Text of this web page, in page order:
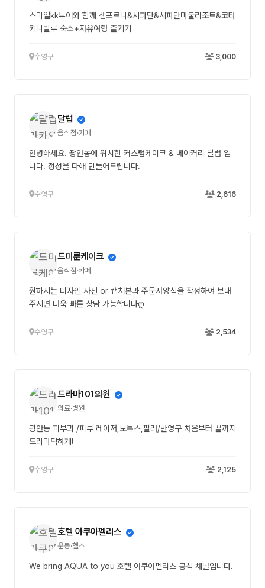
스마일kk투어와 함께 셈포르나&시파단&시파단마불리조트&코타
키나발루 숙소+자유여행 즐기기
수영구 3,000
달럽
음식점·카페
안녕하세요. 광안동에 위치한 커스텀케이크 & 베이커리 달럽 입
니다. 정성을 다해 만들어드립니다.
수영구 2,616
드미룬케이크
음식점·카페
원하시는 디자인 사진 or 캡쳐본과 주문서양식을 작성하여 보내
주시면 더욱 빠른 상담 가능합니다ღ
수영구 2,534
드라마101의원
의료·병원
광안동 피부과 /피부 레이저,보톡스,필러/반영구 처음부터 끝까지
드라마틱하게!
수영구 2,125
호텔 아쿠아펠리스
운동·헬스
We bring AQUA to you 호텔 아쿠아펠리스 공식 채널입니다.